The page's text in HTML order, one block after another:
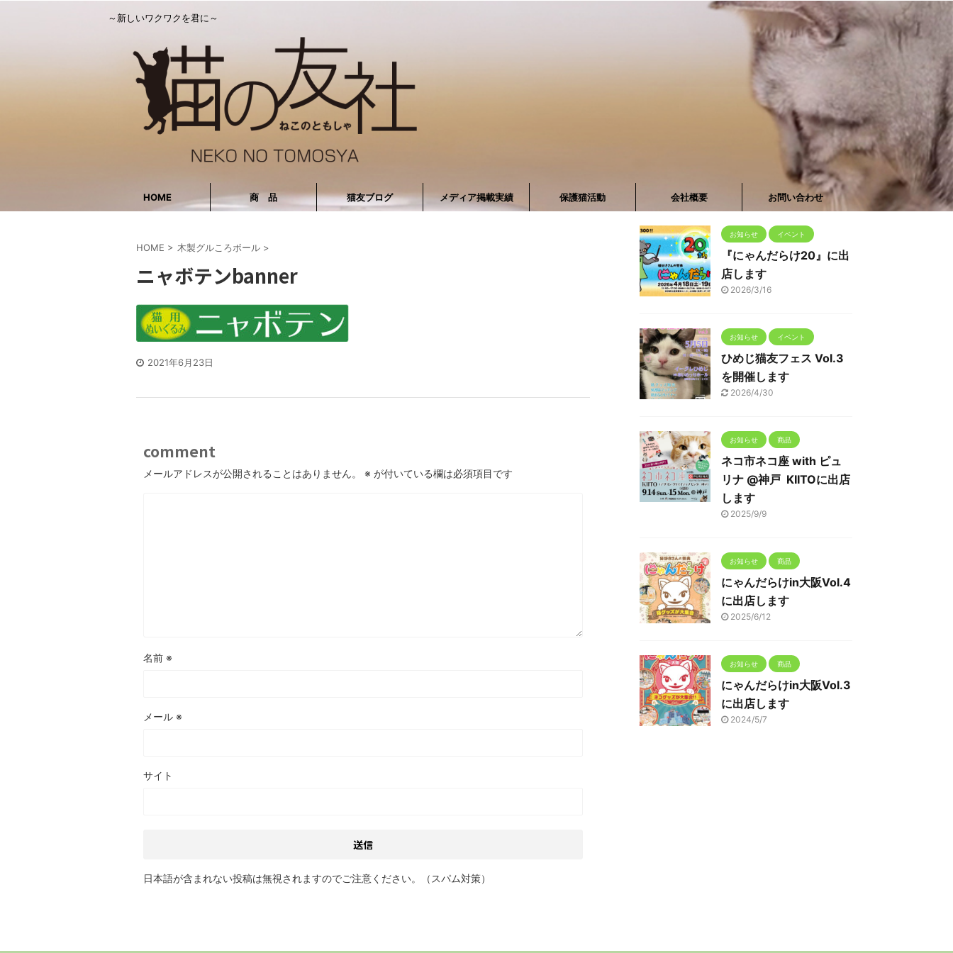
～新しいワクワクを君に～
HOME 商 品 猫友ブログ メディア掲載実績 保護猫活動 会社概要 お問い合わせ
HOME > 木製グルころボール >
ニャボテンbanner
2021年6月23日
comment
メールアドレスが公開されることはありません。 ※ が付いている欄は必須項目です
名前 ※
メール ※
サイト
日本語が含まれない投稿は無視されますのでご注意ください。（スパム対策）
お知らせ イベント
『にゃんだらけ20』に出
店します
2026/3/16
お知らせ イベント
ひめじ猫友フェス Vol.3
を開催します
2026/4/30
お知らせ 商品
ネコ市ネコ座 with ピュ
リナ @神戸 KIITOに出店
します
2025/9/9
お知らせ 商品
にゃんだらけin大阪Vol.4
に出店します
2025/6/12
お知らせ 商品
にゃんだらけin大阪Vol.3
に出店します
2024/5/7